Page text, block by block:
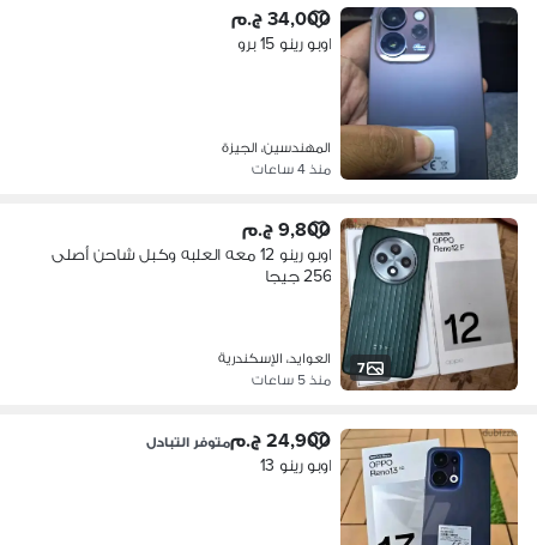
34,000 ج.م
اوبو رينو 15 برو
المهندسين، الجيزة
منذ 4 ساعات
7
9,800 ج.م
اوبو رينو 12 معه العلبه وكبل شاحن أصلى
256 جيجا
العوايد، الإسكندرية
منذ 5 ساعات
24,900 ج.م متوفر التبادل
اوبو رينو 13